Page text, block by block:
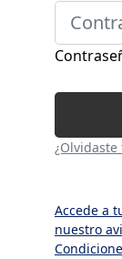
Accede a
nuestro